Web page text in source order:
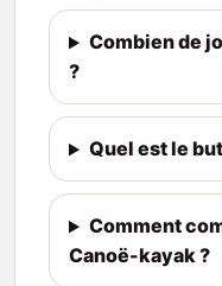
Combien de
?
Quel est le
Comment
Canoë-kayak ?